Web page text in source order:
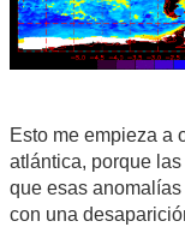
Esto me empieza a
atlántica, porque
que esas
con una